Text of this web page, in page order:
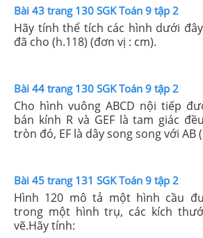
Bài 43 trang 130 SGK Toán 9 tập 2
Hãy tính thể tích các hình dưới
đã cho (h.118) (đơn vị : cm).
Bài 44 trang 130 SGK Toán 9 tập 2
Cho hình vuông ABCD nội tiếp
bán kính R và GEF là tam giác
tròn đó, EF là dây song song với AB
Bài 45 trang 131 SGK Toán 9 tập 2
Hình 120 mô tả một hình cầu
trong một hình trụ, các kích
vẽ.Hãy tính: